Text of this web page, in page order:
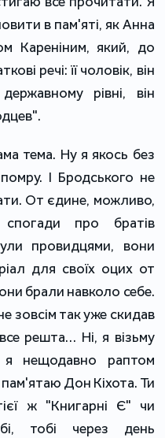
в пам'яті, як Анна
Кареніним, який, до
речі: її чоловік, він
рівні, він
тема. Ну я якось без
І Бродського не
От єдине, можливо,
про братів
провидцями, вони
для своїх оцих от
брали навколо себе.
зовсім так уже скидав
решта… Ні, я візьму
нещодавно раптом
Дон Кіхота. Ти
ж "Книгарні Є" чи
тобі через день